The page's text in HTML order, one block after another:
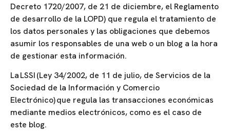
Decreto 1720/2007, de 21 de diciembre, el Reglamento
de desarrollo de la LOPD) que regula el tratamiento de
los datos personales y las obligaciones que debemos
asumir los responsables de una web o un blog a la hora
de gestionar esta información.
La LSSI (Ley 34/2002, de 11 de julio, de Servicios de la
Sociedad de la Información y Comercio
Electrónico) que regula las transacciones económicas
mediante medios electrónicos, como es el caso de
este blog.